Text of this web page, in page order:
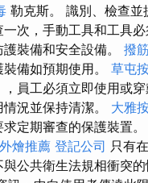
勒克斯。 識別、檢查
次，手動工具和工具必
裝備和安全設備。 撥
備如預期使用。 草屯
員工必須立即使用或穿
況並保持清潔。 大雅
定期審查的保護裝置
外燴推薦 登記公司 只有
公共衛生法規相衝突